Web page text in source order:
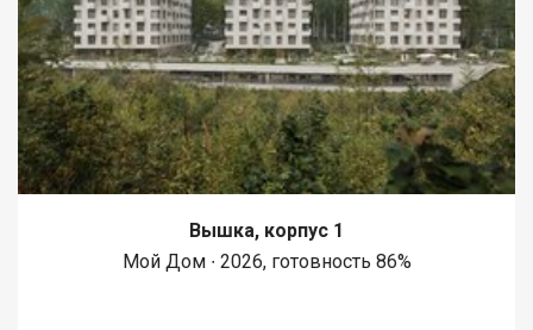
Вышка, корпус 1
Мой Дом ∙ 2026, готовность 86%